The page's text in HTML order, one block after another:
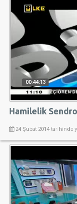
00:44:13
Hamilelik
24 Şubat 2014 tarihinde